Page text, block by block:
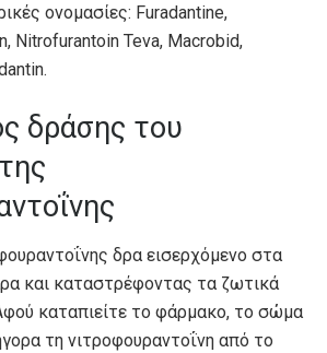
ονομασίες: Furadantine,
Nitrofurantoin Teva, Macrobid,
δράσης του
δρα εισερχόμενο στα
και καταστρέφοντας τα ζωτικά
καταπιείτε το φάρμακο, το σώμα
τη νιτροφουραντοΐνη από το